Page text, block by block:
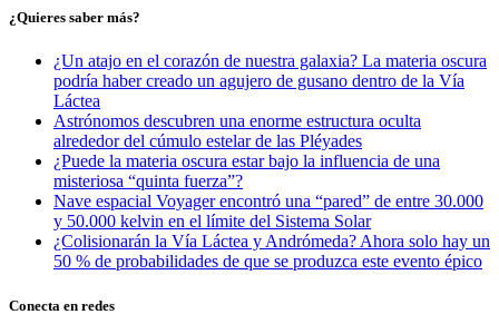
¿Quieres saber más?
¿Un atajo en el corazón de nuestra galaxia? La materia oscura
podría haber creado un agujero de gusano dentro de la Vía
Láctea
Astrónomos descubren una enorme estructura oculta
alrededor del cúmulo estelar de las Pléyades
¿Puede la materia oscura estar bajo la influencia de una
misteriosa “quinta fuerza”?
Nave espacial Voyager encontró una “pared” de entre 30.000
y 50.000 kelvin en el límite del Sistema Solar
¿Colisionarán la Vía Láctea y Andrómeda? Ahora solo hay un
50 % de probabilidades de que se produzca este evento épico
Conecta en redes